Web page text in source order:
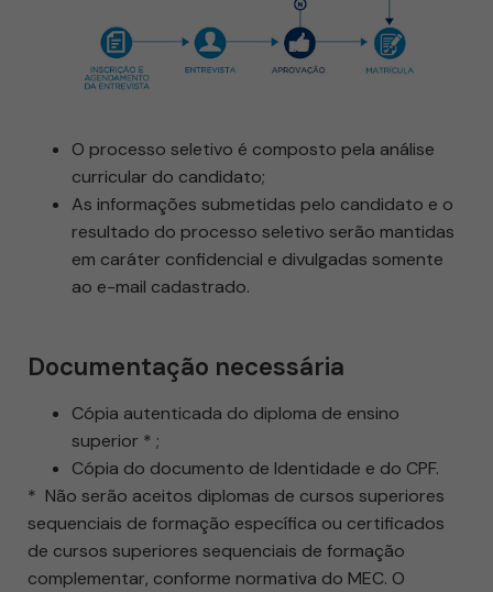
O processo seletivo é composto pela análise
curricular do candidato;
As informações submetidas pelo candidato e o
resultado do processo seletivo serão mantidas
em caráter confidencial e divulgadas somente
ao e-mail cadastrado.
Documentação necessária
Cópia autenticada do diploma de ensino
superior * ;
Cópia do documento de Identidade e do CPF.
* Não serão aceitos diplomas de cursos superiores
sequenciais de formação específica ou certificados
de cursos superiores sequenciais de formação
complementar, conforme normativa do MEC. O